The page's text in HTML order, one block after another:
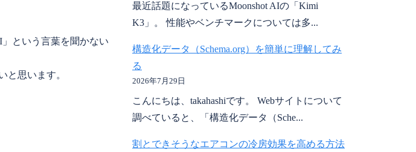
という言葉を聞かない
と思います。
最近話題になっているMoonshot AIの「Kimi
K3」。 性能やベンチマークについては多...
構造化データ（Schema.org）を簡単に理解してみ
る
2026年7月29日
こんにちは、takahashiです。 Webサイトについて
調べていると、「構造化データ（Sche...
割とできそうなエアコンの冷房効果を高める方法